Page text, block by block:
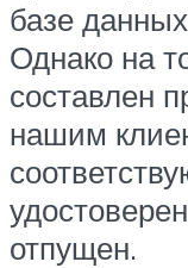
базе
Однако на
составлен
нашим
отпущен.